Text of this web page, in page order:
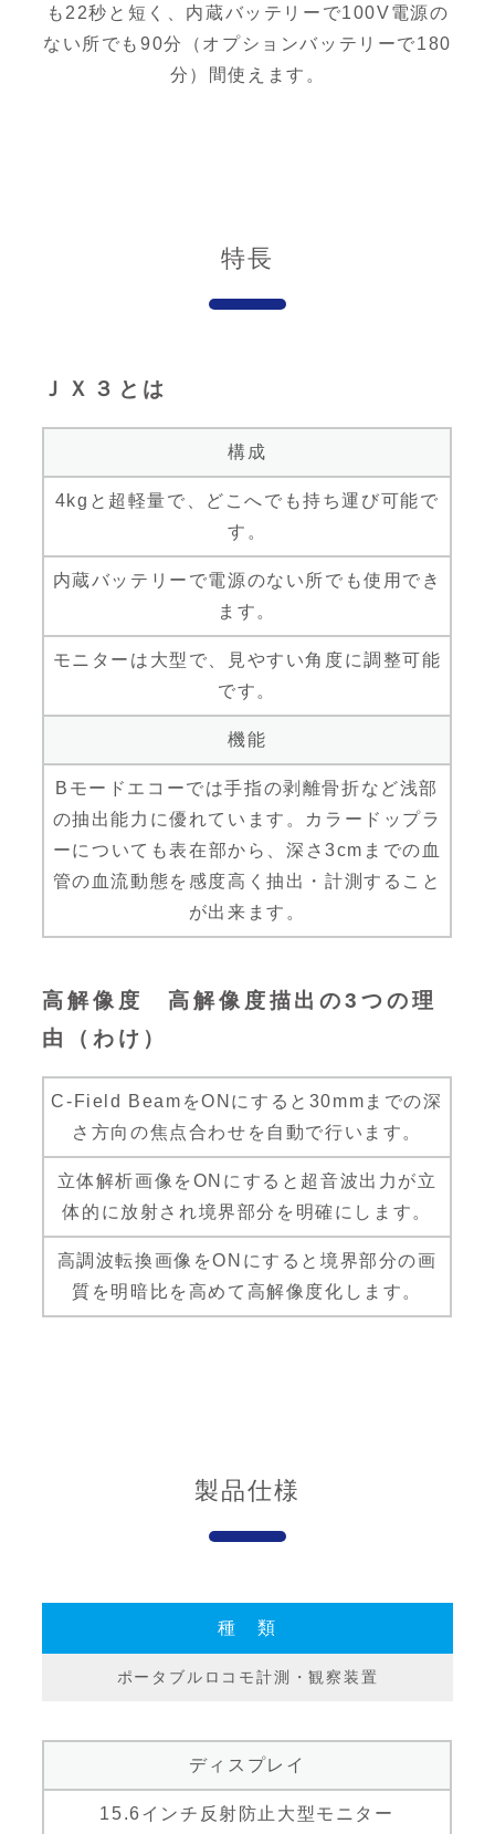
も22秒と短く、内蔵バッテリーで100V電源の
ない所でも90分（オプションバッテリーで180
分）間使えます。
特長
ＪＸ３とは
構成
4kgと超軽量で、どこへでも持ち運び可能で
す。
内蔵バッテリーで電源のない所でも使用でき
ます。
モニターは大型で、見やすい角度に調整可能
です。
機能
Bモードエコーでは手指の剥離骨折など浅部
の抽出能力に優れています。カラードップラ
ーについても表在部から、深さ3cmまでの血
管の血流動態を感度高く抽出・計測すること
が出来ます。
高解像度 高解像度描出の3つの理
由（わけ）
C-Field BeamをONにすると30mmまでの深
さ方向の焦点合わせを自動で行います。
立体解析画像をONにすると超音波出力が立
体的に放射され境界部分を明確にします。
高調波転換画像をONにすると境界部分の画
質を明暗比を高めて高解像度化します。
製品仕様
種 類
ポータブルロコモ計測・観察装置
ディスプレイ
15.6インチ反射防止大型モニター